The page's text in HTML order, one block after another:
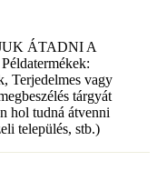
ÁTADNI A
Terjedelmes vagy
tárgyát
hol tudná átvenni
település, stb.)